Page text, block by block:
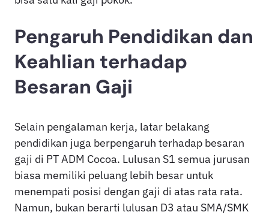
Pengaruh Pendidikan dan
Keahlian terhadap
Besaran Gaji
Selain pengalaman kerja, latar belakang
pendidikan juga berpengaruh terhadap besaran
gaji di PT ADM Cocoa. Lulusan S1 semua jurusan
biasa memiliki peluang lebih besar untuk
menempati posisi dengan gaji di atas rata rata.
Namun, bukan berarti lulusan D3 atau SMA/SMK